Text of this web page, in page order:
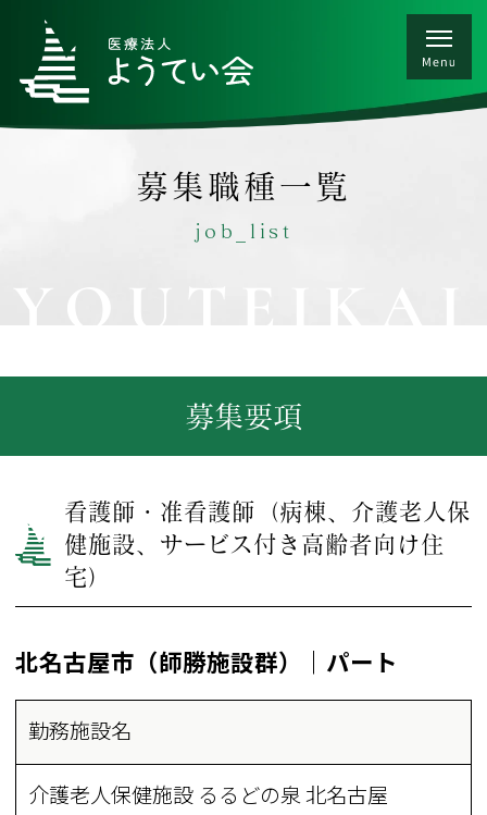
募集職種一覧
job_list
募集要項
看護師・准看護師（病棟、介護老人保
健施設、サービス付き高齢者向け住
宅）
北名古屋市（師勝施設群）｜パート
勤務施設名
介護老人保健施設 るるどの泉 北名古屋